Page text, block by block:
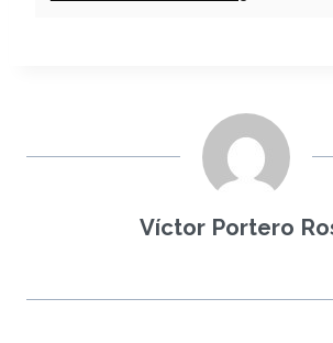
Víctor Portero